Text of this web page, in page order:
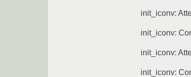
init_iconv:
init_iconv:
init_iconv:
init_iconv: